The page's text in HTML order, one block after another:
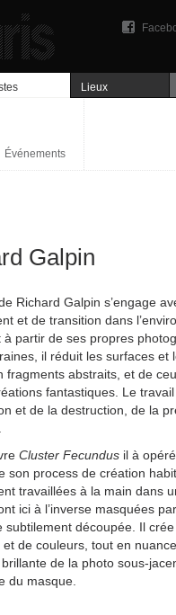
Lieux
Événements
Galpin
Richard Galpin s’engage
et de transition dans
à partir de ses propres
il réduit les surfaces et
fragments abstraits, et de
fantastiques. Le
et de la destruction, de la
Cluster Fecundus il à
son process de création
travaillées à la main dans
ici à l’inverse masquées
subtilement découpée. Il
de couleurs, tout en
de la photo sous-
du masque.